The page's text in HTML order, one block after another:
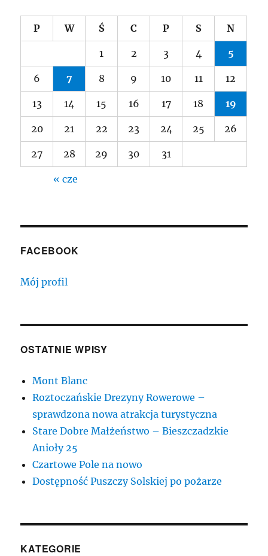
P W Ś C P S N
1 2 3 4 5
6 7 8 9 10 11 12
13 14 15 16 17 18 19
20 21 22 23 24 25 26
27 28 29 30 31
« cze
FACEBOOK
Mój profil
OSTATNIE WPISY
Mont Blanc
Roztoczańskie Drezyny Rowerowe –
sprawdzona nowa atrakcja turystyczna
Stare Dobre Małżeństwo – Bieszczadzkie
Anioły 25
Czartowe Pole na nowo
Dostępność Puszczy Solskiej po pożarze
KATEGORIE